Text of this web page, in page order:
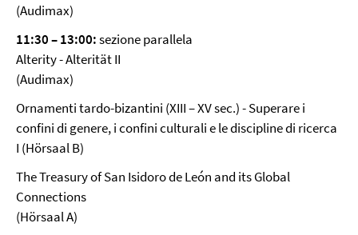
(Audimax)
11:30–13:00:sezione parallela
Alterity - Alterität II
(Audimax)
Ornamenti tardo-bizantini (XIII – XV sec.) - Superare i
confini di genere, i confini culturali e le discipline di ricerca
I (Hörsaal B)
The Treasury of San Isidoro de León and its Global
Connections
(Hörsaal A)